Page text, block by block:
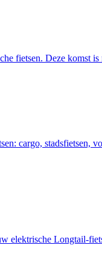
fietsen. Deze komst
cargo, stadsfietsen,
elektrische Longtail-